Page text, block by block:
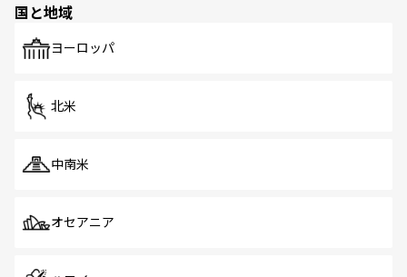
で、ホーカーズは地元の風情を楽しめる外せないスポット
国と地域
ヨーロッパ
北米
中南米
オセアニア